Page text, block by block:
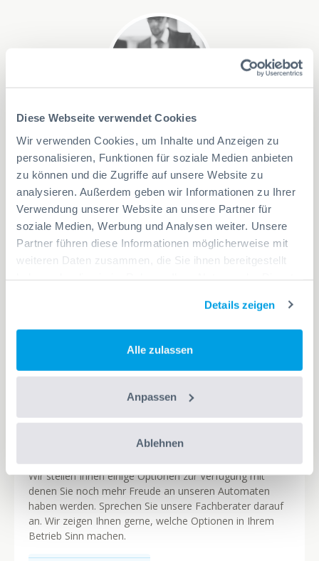
Diese Webseite verwendet Cookies
Wir verwenden Cookies, um Inhalte und Anzeigen zu
personalisieren, Funktionen für soziale Medien anbieten
zu können und die Zugriffe auf unsere Website zu
analysieren. Außerdem geben wir Informationen zu Ihrer
Verwendung unserer Website an unsere Partner für
soziale Medien, Werbung und Analysen weiter. Unsere
Partner führen diese Informationen möglicherweise mit
weiteren Daten zusammen, die Sie ihnen bereitgestellt
Details zeigen
Alle zulassen
Anpassen
Ablehnen
Rundumservice
Wir stellen die Geräte kostenlos
auf, übernehmen die
Pflege, die Wartung und füllen die Automaten
regelmässigauf. Wir sprechen mit Ihnen individuell ab,
welche dieserService-LeistungenSie beanspruchen
wollen.
MEHR ERFAHREN
Automatenoptionen
Wir stellen Ihnen einige Optionen zur Verfügung mit
denen Sie noch mehr Freude an unseren Automaten
haben werden. Sprechen Sie unsere Fachberater darauf
an. Wir zeigen Ihnen gerne, welche Optionen in Ihrem
Betrieb Sinn machen.